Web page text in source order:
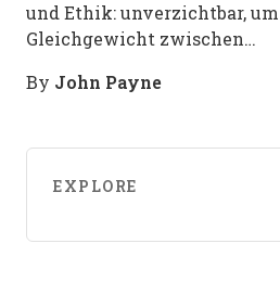
und Ethik: unverzichtbar, um
Gleichgewicht zwischen…
By John Payne
EXPLORE